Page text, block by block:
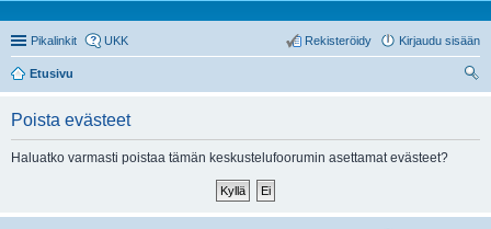
Pikalinkit UKK Kirjaudu sisään
Rekisteröidy
Etusivu
Poista evästeet
Haluatko varmasti poistaa tämän keskustelufoorumin asettamat evästeet?